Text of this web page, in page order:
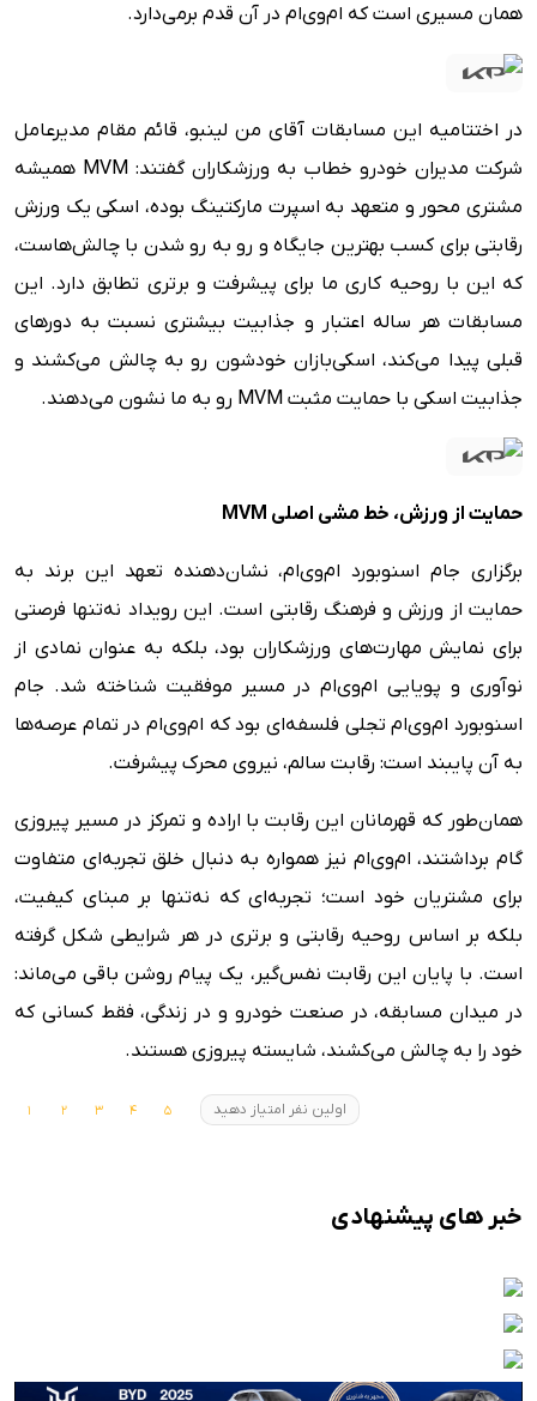
همان مسیری است که ام‌وی‌ام در آن قدم برمی‌دارد.
در اختتامیه این مسابقات آقای من لینبو، قائم مقام مدیرعامل
شرکت مدیران خودرو خطاب به ورزشکاران گفتند: MVM همیشه
مشتری محور و متعهد به اسپرت مارکتینگ بوده، اسکی یک ورزش
رقابتی برای کسب بهترین جایگاه و رو به رو شدن با چالش‌هاست،
که این با روحیه کاری ما برای پیشرفت و برتری تطابق دارد. این
مسابقات هر ساله اعتبار و جذابیت بیشتری نسبت به دورهای
قبلی پیدا می‌کند، اسکی‌بازان خودشون رو به چالش می‌کشند و
جذابیت اسکی با حمایت مثبت MVM رو به ما نشون می‌دهند.
حمایت از ورزش، خط مشی اصلی MVM
برگزاری جام اسنوبورد ام‌وی‌ام، نشان‌دهنده تعهد این برند به
حمایت از ورزش و فرهنگ رقابتی است. این رویداد نه‌تنها فرصتی
برای نمایش مهارت‌های ورزشکاران بود، بلکه به عنوان نمادی از
نوآوری و پویایی ام‌وی‌ام در مسیر موفقیت شناخته شد. جام
اسنوبورد ام‌وی‌ام تجلی فلسفه‌ای بود که ام‌وی‌ام در تمام عرصه‌ها
به آن پایبند است: رقابت سالم، نیروی محرک پیشرفت.
همان‌طور که قهرمانان این رقابت با اراده و تمرکز در مسیر پیروزی
گام برداشتند، ام‌وی‌ام نیز همواره به دنبال خلق تجربه‌ای متفاوت
برای مشتریان خود است؛ تجربه‌ای که نه‌تنها بر مبنای کیفیت،
بلکه بر اساس روحیه رقابتی و برتری در هر شرایطی شکل گرفته
است. با پایان این رقابت نفس‌گیر، یک پیام روشن باقی می‌ماند:
در میدان مسابقه، در صنعت خودرو و در زندگی، فقط کسانی که
خود را به چالش می‌کشند، شایسته پیروزی هستند.
اولین نفر امتیاز دهید
خبر های پیشنهادی